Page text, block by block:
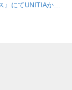
』にてUNITIAか…